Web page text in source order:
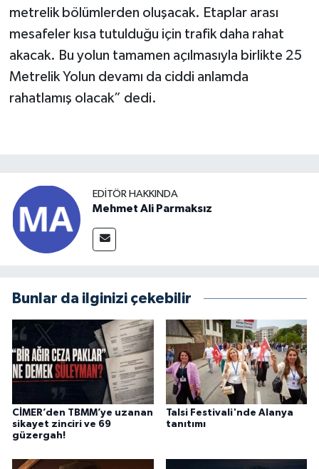
metrelik bölümlerden oluşacak. Etaplar arası
mesafeler kısa tutulduğu için trafik daha rahat
akacak. Bu yolun tamamen açılmasıyla birlikte 25
Metrelik Yolun devamı da ciddi anlamda
rahatlamış olacak” dedi.
EDITÖR HAKKINDA
Mehmet Ali Parmaksız
Bunlar da ilginizi çekebilir
CİMER’den TBMM’ye uzanan
sikayet zinciri ve 69
güzergah!
Talsi Festivali'nde Alanya
tanıtımı